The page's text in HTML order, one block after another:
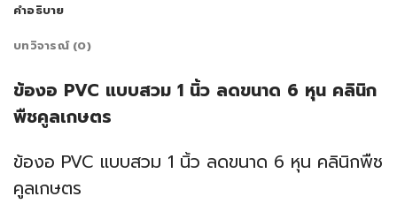
คำอธิบาย
บทวิจารณ์ (0)
ข้องอ PVC แบบสวม 1 นิ้ว ลดขนาด 6 หุน คลินิก
พืชคูลเกษตร
ข้องอ PVC แบบสวม 1 นิ้ว ลดขนาด 6 หุน คลินิกพืช
คูลเกษตร